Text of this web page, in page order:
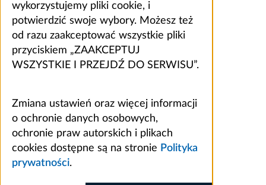
wykorzystujemy pliki cookie, i
potwierdzić swoje wybory. Możesz też
od razu zaakceptować wszystkie pliki
przyciskiem „ZAAKCEPTUJ
WSZYSTKIE I PRZEJDŹ DO SERWISU”.
Zmiana ustawień oraz więcej informacji
o ochronie danych osobowych,
ochronie praw autorskich i plikach
cookies dostępne są na stronie Polityka
prywatności.